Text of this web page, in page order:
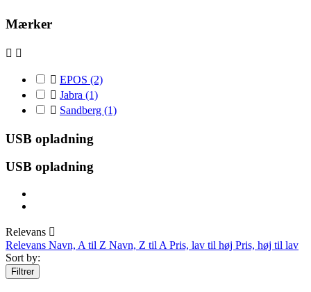
Mærker
 
 EPOS (2)
 Jabra (1)
 Sandberg (1)
USB opladning
USB opladning
Relevans 
Relevans Navn, A til Z Navn, Z til A Pris, lav til høj Pris, høj til lav
Sort by:
Filtrer